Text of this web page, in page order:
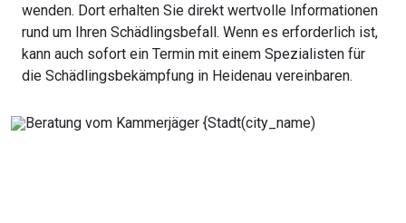
wenden. Dort erhalten Sie direkt wertvolle Informationen
rund um Ihren Schädlingsbefall. Wenn es erforderlich ist,
kann auch sofort ein Termin mit einem Spezialisten für
die Schädlingsbekämpfung in Heidenau vereinbaren.